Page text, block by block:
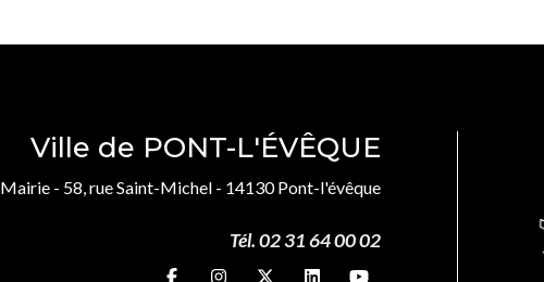
Ville de PONT-L'ÉVÊQUE
Mairie - 58, rue Saint-Michel - 14130 Pont-l'évêque
Tél. 02 31 64 00 02
Suivez-nous sur
Suivez-nous sur
Suivez-nous sur
Suivez-nous sur
Suivez-nous sur